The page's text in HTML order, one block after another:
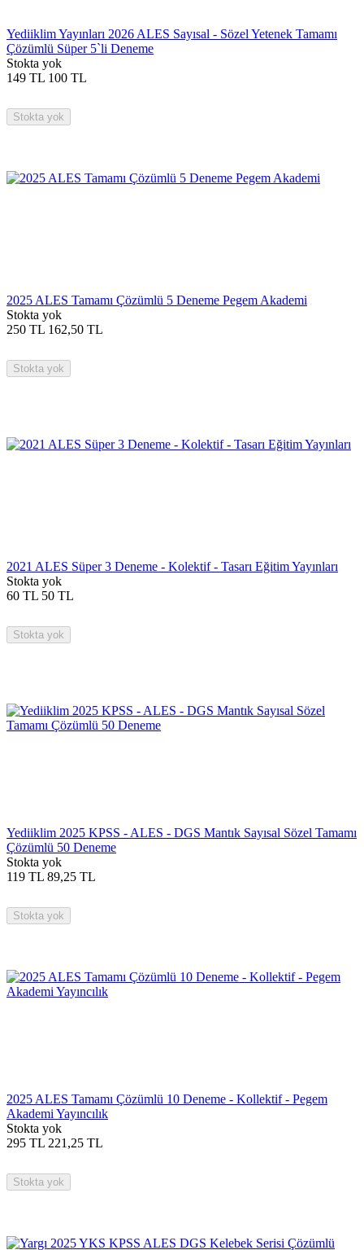
Yediiklim Yayınları 2026 ALES Sayısal - Sözel Yetenek Tamamı
Çözümlü Süper 5`li Deneme
Stokta yok
149 TL 100 TL
Stokta yok
2025 ALES Tamamı Çözümlü 5 Deneme Pegem Akademi
Stokta yok
250 TL 162,50 TL
Stokta yok
2021 ALES Süper 3 Deneme - Kolektif - Tasarı Eğitim Yayınları
Stokta yok
60 TL 50 TL
Stokta yok
Yediiklim 2025 KPSS - ALES - DGS Mantık Sayısal Sözel Tamamı
Çözümlü 50 Deneme
Stokta yok
119 TL 89,25 TL
Stokta yok
2025 ALES Tamamı Çözümlü 10 Deneme - Kollektif - Pegem
Akademi Yayıncılık
Stokta yok
295 TL 221,25 TL
Stokta yok